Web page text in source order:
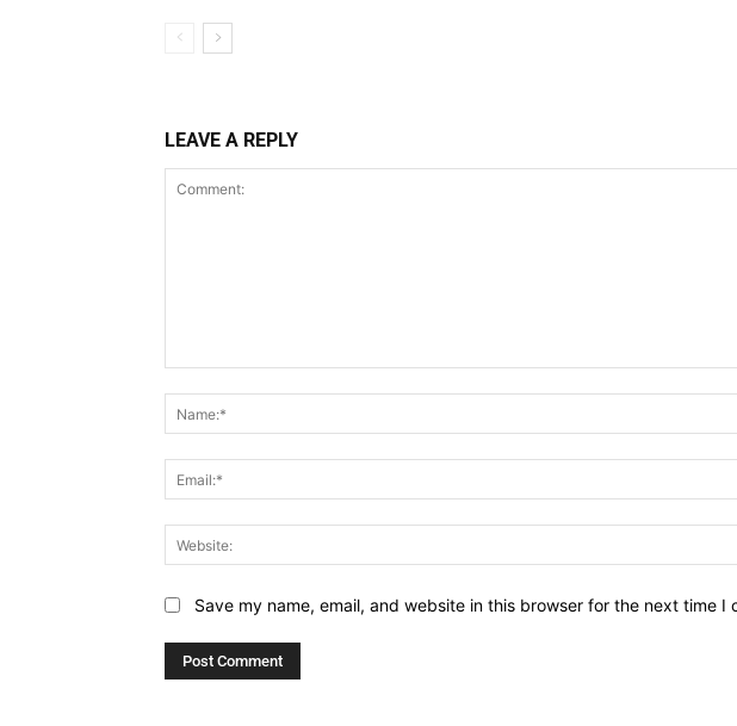
LEAVE A REPLY
Save my name, email, and website in this browser for the next time I